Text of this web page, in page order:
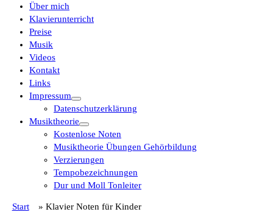
Über mich
Klavierunterricht
Preise
Musik
Videos
Kontakt
Links
Impressum
Datenschutzerklärung
Musiktheorie
Kostenlose Noten
Musiktheorie Übungen Gehörbildung
Verzierungen
Tempobezeichnungen
Dur und Moll Tonleiter
Start » Klavier Noten für Kinder